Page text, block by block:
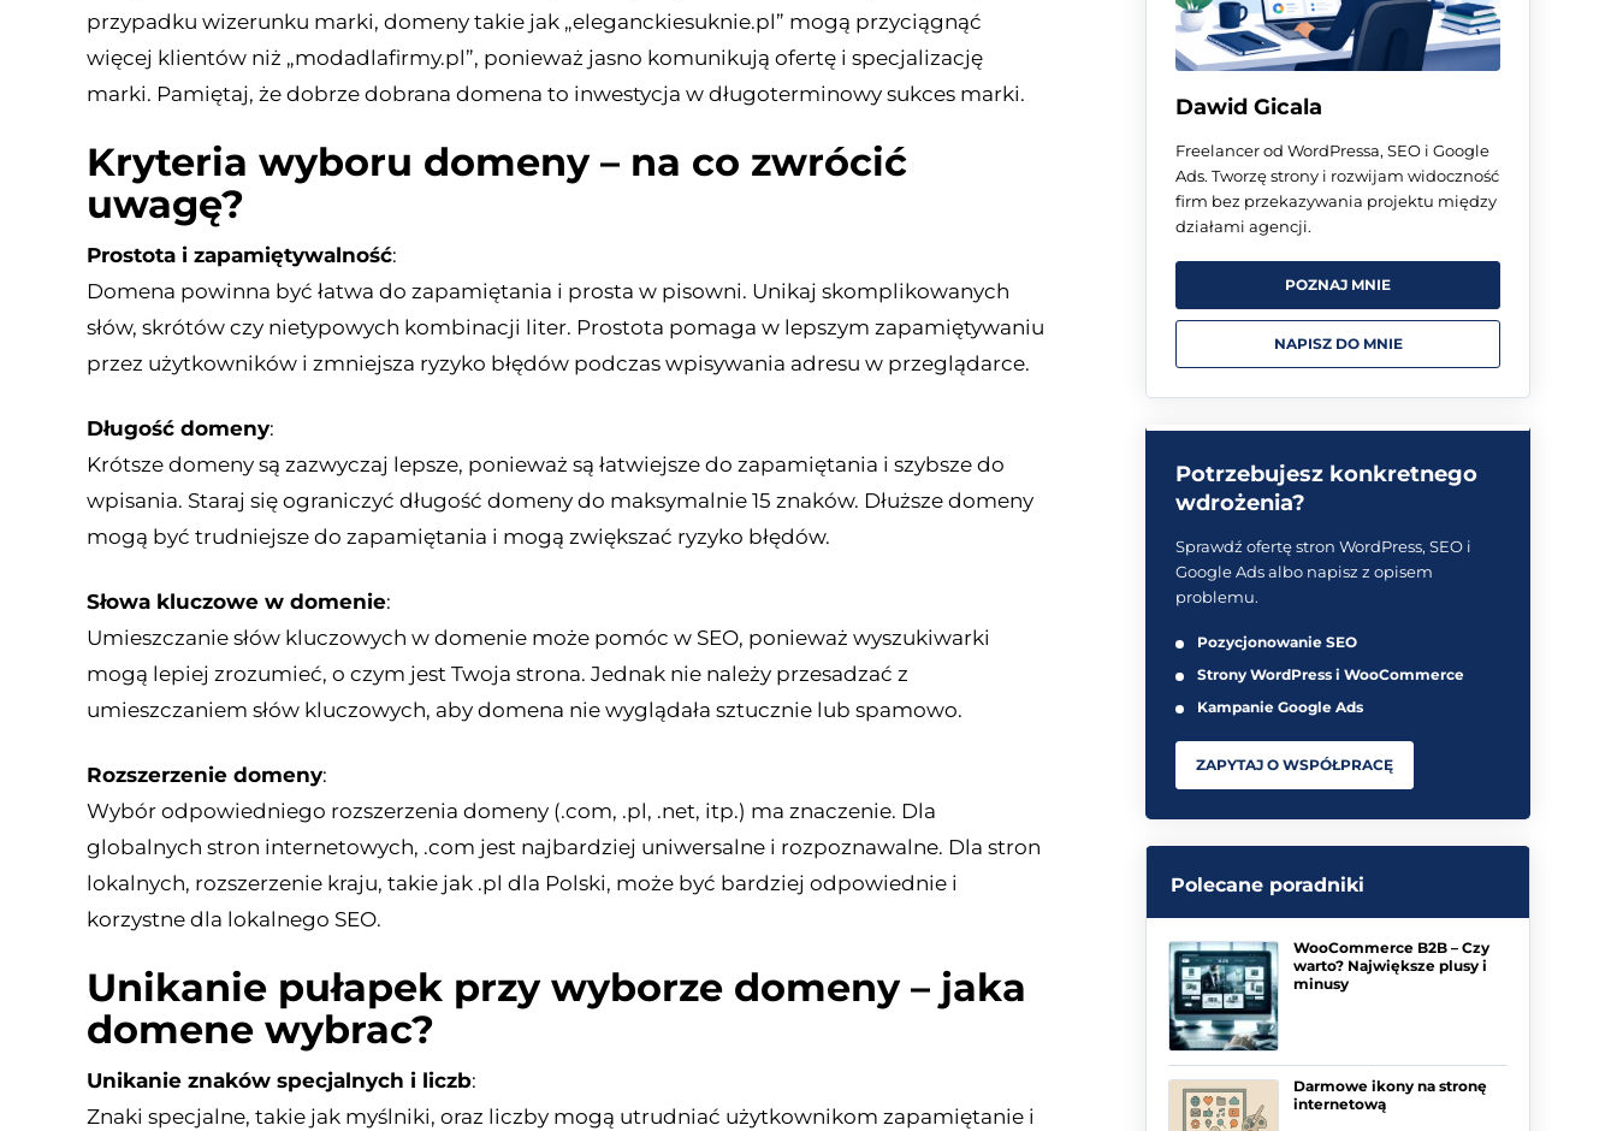
przypadku wizerunku marki, domeny takie jak „eleganckiesuknie.pl” mogą przyciągnąć
więcej klientów niż „modadlafirmy.pl”, ponieważ jasno komunikują ofertę i specjalizację
marki. Pamiętaj, że dobrze dobrana domena to inwestycja w długoterminowy sukces marki.
Kryteria wyboru domeny – na co zwrócić
uwagę?
Prostota i zapamiętywalność:
Domena powinna być łatwa do zapamiętania i prosta w pisowni. Unikaj skomplikowanych
słów, skrótów czy nietypowych kombinacji liter. Prostota pomaga w lepszym zapamiętywaniu
przez użytkowników i zmniejsza ryzyko błędów podczas wpisywania adresu w przeglądarce.
Długość domeny:
Krótsze domeny są zazwyczaj lepsze, ponieważ są łatwiejsze do zapamiętania i szybsze do
wpisania. Staraj się ograniczyć długość domeny do maksymalnie 15 znaków. Dłuższe domeny
mogą być trudniejsze do zapamiętania i mogą zwiększać ryzyko błędów.
Słowa kluczowe w domenie:
Umieszczanie słów kluczowych w domenie może pomóc w SEO, ponieważ wyszukiwarki
mogą lepiej zrozumieć, o czym jest Twoja strona. Jednak nie należy przesadzać z
umieszczaniem słów kluczowych, aby domena nie wyglądała sztucznie lub spamowo.
Rozszerzenie domeny:
Wybór odpowiedniego rozszerzenia domeny (.com, .pl, .net, itp.) ma znaczenie. Dla
globalnych stron internetowych, .com jest najbardziej uniwersalne i rozpoznawalne. Dla stron
lokalnych, rozszerzenie kraju, takie jak .pl dla Polski, może być bardziej odpowiednie i
korzystne dla lokalnego SEO.
Unikanie pułapek przy wyborze domeny – jaka
domene wybrac?
Unikanie znaków specjalnych i liczb:
Znaki specjalne, takie jak myślniki, oraz liczby mogą utrudniać użytkownikom zapamiętanie i
Dawid Gicala
Freelancer od WordPressa, SEO i Google
Ads. Tworzę strony i rozwijam widoczność
firm bez przekazywania projektu między
działami agencji.
POZNAJ MNIE
NAPISZ DO MNIE
Potrzebujesz konkretnego
wdrożenia?
Sprawdź ofertę stron WordPress, SEO i
Google Ads albo napisz z opisem
problemu.
Pozycjonowanie SEO
Strony WordPress i WooCommerce
Kampanie Google Ads
ZAPYTAJ O WSPÓŁPRACĘ
Polecane poradniki
WooCommerce B2B – Czy
warto? Największe plusy i
minusy
Darmowe ikony na stronę
internetową